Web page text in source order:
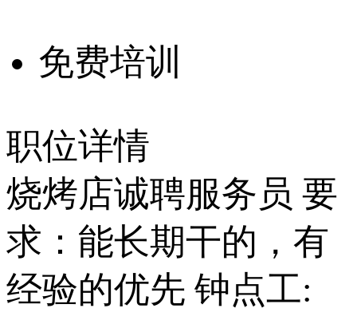
免费培训
职位详情
烧烤店诚聘服务员 要
求：能长期干的，有
经验的优先 钟点工: